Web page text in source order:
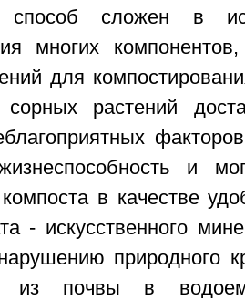
сложен в
многих
для
растений
и
в качестве
- искусственного
природного
из почвы в